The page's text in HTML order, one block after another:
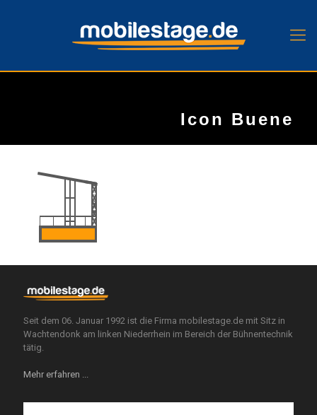
Icon Buene
Seit dem 06. Januar 1992 ist die Firma mobilestage.de mit Sitz in
Wachtendonk am linken Niederrhein im Bereich der Bühnentechnik
tätig.
Mehr erfahren ...